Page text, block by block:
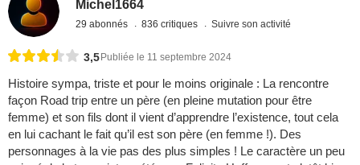
Michel1664
29 abonnés 836 critiques Suivre son activité
3,5 Publiée le 11 septembre 2024
Histoire sympa, triste et pour le moins originale : La rencontre
façon Road trip entre un père (en pleine mutation pour être
femme) et son fils dont il vient d’apprendre l’existence, tout cela
en lui cachant le fait qu’il est son père (en femme !). Des
personnages à la vie pas des plus simples ! Le caractère un peu